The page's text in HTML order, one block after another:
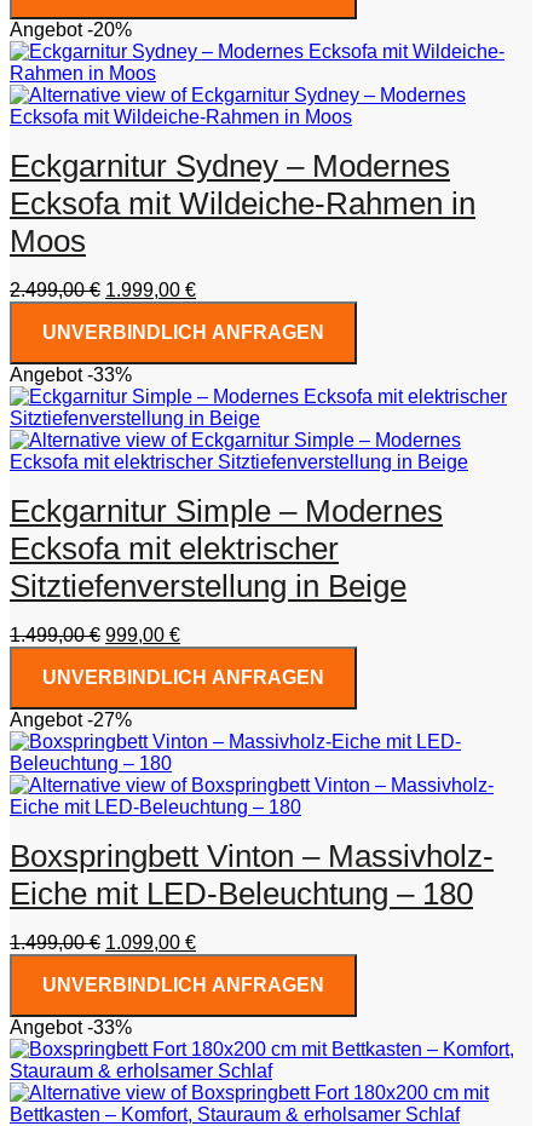
Angebot -20%
Eckgarnitur Sydney – Modernes
Ecksofa mit Wildeiche-Rahmen in
Moos
2.499,00€ Ursprünglicher
Preis
war:
1.999,00 €Aktueller
Preis
ist:
UNVERBINDLICH ANFRAGEN
Angebot -33%
Eckgarnitur Simple – Modernes
Ecksofa mit elektrischer
Sitztiefenverstellung in Beige
1.499,00€ Ursprünglicher
Preis
war:
999,00 €Aktueller
Preis
ist:
UNVERBINDLICH ANFRAGEN
Angebot -27%
Boxspringbett Vinton – Massivholz-
Eiche mit LED-Beleuchtung – 180
1.499,00€ Ursprünglicher
Preis
war:
1.099,00 €Aktueller
Preis
ist:
UNVERBINDLICH ANFRAGEN
Angebot -33%